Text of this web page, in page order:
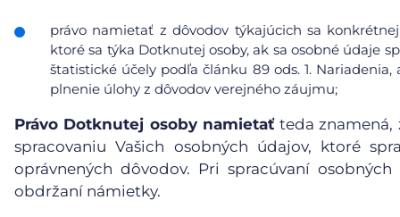
právo namietať z dôvodov týkajúcich sa
ktoré sa týka Dotknutej osoby, ak sa osobné údaje
štatistické účely podľa článku 89 ods. 1.
plnenie úlohy z dôvodov verejného záujmu;
Právo Dotknutej osoby namietaťteda znamená,
spracovaniu Vašich osobných údajov, ktoré
oprávnených dôvodov. Pri spracúvaní
obdržaní námietky.